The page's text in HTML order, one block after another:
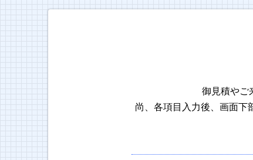
御見積やご
尚、各項目入力後、画面下